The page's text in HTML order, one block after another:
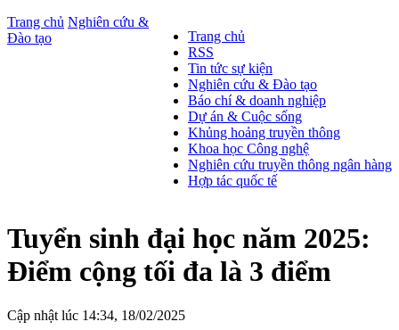
Trang chủ
RSS
Tin tức sự kiện
Nghiên cứu & Đào tạo
Báo chí & doanh nghiệp
Dự án & Cuộc sống
Khủng hoảng truyền thông
Khoa học Công nghệ
Nghiên cứu truyền thông ngân hàng
Hợp tác quốc tế
Trang chủ Nghiên cứu &
Đào tạo
Tuyển sinh đại học năm 2025:
Điểm cộng tối đa là 3 điểm
Cập nhật lúc 14:34, 18/02/2025